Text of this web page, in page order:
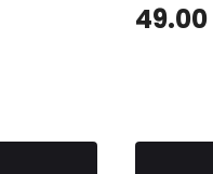
49.00